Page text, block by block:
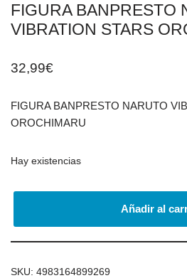
FIGURA BANPRESTO
VIBRATION STARS
32,99€
FIGURA BANPRESTO NARUTO
OROCHIMARU
Hay existencias
Añadir al
SKU: 4983164899269